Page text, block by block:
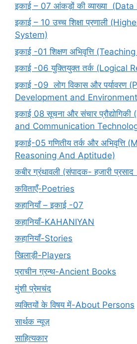
इकाई – 07 आंकड़ों की व्याख्या
इकाई – 10 उच्च शिक्षा प्रणाली
System)
इकाई -01 शिक्षण अभिवृत्ति
इकाई -06 युक्तियुक्त तर्क (Logical
इकाई -09 लोग विकास और पर्यावरण
Development and
इकाई 08 सूचना और संचार
and Communication
इकाई-05 गणितीय तर्क और अभिवृत्ति
Reasoning And Aptitude)
कबीर ग्रंथावली (संपादक- हजारी प्रसाद
कविताएँ-Poetries
कहानियाँ – इकाई -07
कहानियाँ-KAHANIYAN
कहानियाँ-Stories
खिलाड़ी-Players
प्राचीन ग्रन्थ-Ancient Books
मुंशी प्रेमचंद
व्यक्तियों के विषय में-About Persons
सार्थक न्यूज़
साहित्यकार